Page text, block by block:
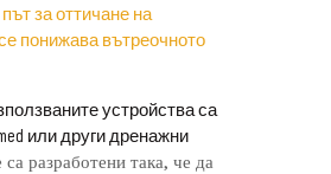
за оттичане на
понижава вътреочното
устройства са
или други дренажни
са разработени така, че да